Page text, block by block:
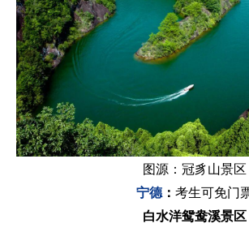
图源：冠豸山景区
宁德 ： 考生可免门
白水洋鸳鸯溪景区